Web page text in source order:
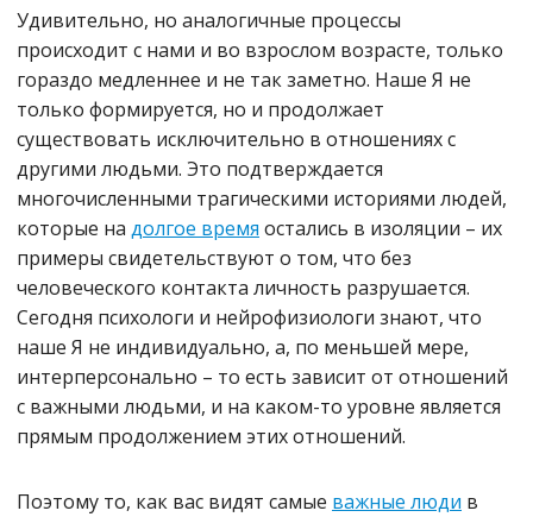
Удивительно, но аналогичные процессы
происходит с нами и во взрослом возрасте, только
гораздо медленнее и не так заметно. Наше Я не
только формируется, но и продолжает
существовать исключительно в отношениях с
другими людьми. Это подтверждается
многочисленными трагическими историями людей,
которые на долгое время остались в изоляции – их
примеры свидетельствуют о том, что без
человеческого контакта личность разрушается.
Сегодня психологи и нейрофизиологи знают, что
наше Я не индивидуально, а, по меньшей мере,
интерперсонально – то есть зависит от отношений
с важными людьми, и на каком-то уровне является
прямым продолжением этих отношений.
Поэтому то, как вас видят самые важные люди в